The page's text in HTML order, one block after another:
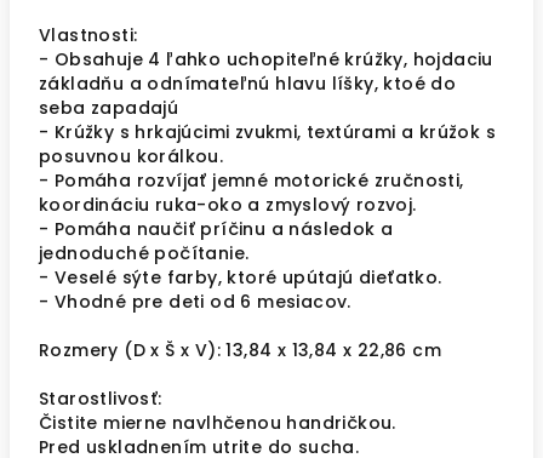
Vlastnosti:
- Obsahuje 4 ľahko uchopiteľné krúžky, hojdaciu
základňu a odnímateľnú hlavu líšky, ktoé do
seba zapadajú
- Krúžky s hrkajúcimi zvukmi, textúrami a krúžok s
posuvnou korálkou.
- Pomáha rozvíjať jemné motorické zručnosti,
koordináciu ruka-oko a zmyslový rozvoj.
- Pomáha naučiť príčinu a následok a
jednoduché počítanie.
- Veselé sýte farby, ktoré upútajú dieťatko.
- Vhodné pre deti od 6 mesiacov.
Rozmery (D x Š x V): 13,84 x 13,84 x 22,86 cm
Starostlivosť:
Čistite mierne navlhčenou handričkou.
Pred uskladnením utrite do sucha.